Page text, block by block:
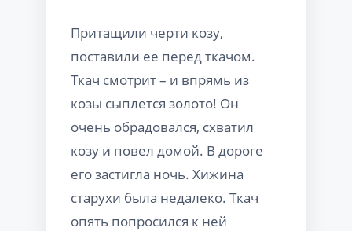
Притащили черти козу,
поставили ее перед ткачом.
Ткач смотрит – и впрямь из
козы сыплется золото! Он
очень обрадовался, схватил
козу и повел домой. В дороге
его застигла ночь. Хижина
старухи была недалеко. Ткач
опять попросился к ней